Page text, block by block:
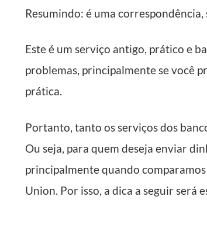
Resumindo: é uma
Este é um serviço antigo, prático e
problemas, principalmente se você
prática.
Portanto, tanto os serviços dos
Ou seja, para quem deseja enviar
principalmente quando
Union. Por isso, a dica a seguir será